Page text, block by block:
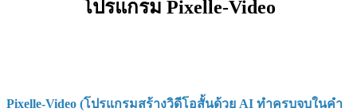
โปรแกรม Pixelle-Video
Pixelle-Video (โปรแกรมสร้างวิดีโอสั้นด้วย AI ทำครบจบในคำ